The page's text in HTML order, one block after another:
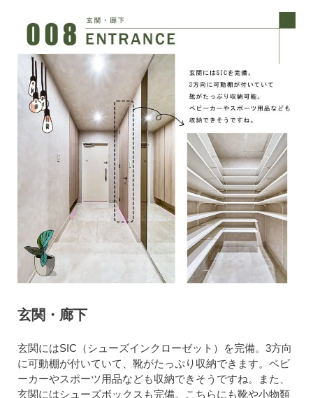
玄関・廊下
玄関にはSIC（シューズインクローゼット）を完備。3方向
に可動棚が付いていて、靴がたっぷり収納できます。ベビ
ーカーやスポーツ用品なども収納できそうですね。また、
玄関にはシューズボックスも完備。こちらにも靴や小物類